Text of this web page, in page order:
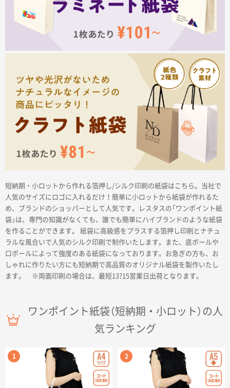
初めての方へ
お見積書の作成方法
データ入稿ガイド
再注文について
名入れグループサイト
短納期・小ロットから作れる箔押し/シルク印刷の紙袋はこちら。当社で
人気のサイズにロゴに入れるだけ！簡単に小ロットから紙袋が作れるた
め、ブランドのショッパーとして人気です。レスタスの「ワンポイント紙
袋」は、専門の知識がなくても、誰でも簡単にハイブランドのような紙袋
を作ることができます。 紙袋に高級感をプラスする箔押し印刷とナチュ
ラルな風合いで人気のシルク印刷で制作いたします。また、底ボールや
口ボールによって強度のある紙袋になっております。お急ぎの方も、お
しゃれに作りたい方にも短納期で高品質のオリジナル紙袋を製作いたし
ます。 ※両面印刷の場合は、最短13?15営業日出荷となります。
ワンポイント紙袋（短納期・小ロット）の人
気ランキング